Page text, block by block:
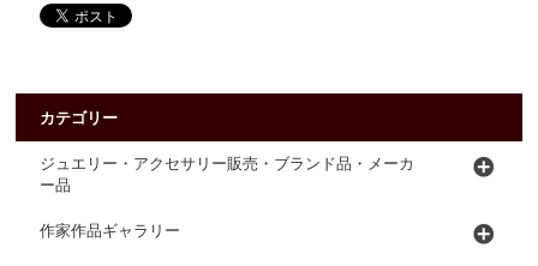
カテゴリー
ジュエリー・アクセサリー販売・ブランド品・メーカ
ー品
作家作品ギャラリー